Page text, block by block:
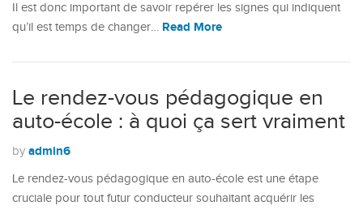
Il est donc important de savoir repérer les signes qui indiquent
qu’il est temps de changer… Read More
Le rendez-vous pédagogique en
auto-école : à quoi ça sert vraiment
by admin6
Le rendez-vous pédagogique en auto-école est une étape
cruciale pour tout futur conducteur souhaitant acquérir les